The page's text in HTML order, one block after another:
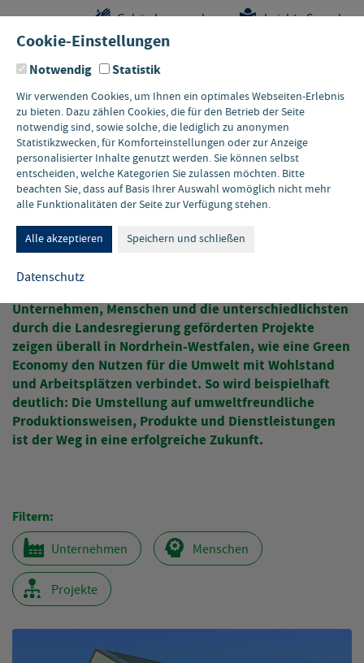
Kontakt
Gebärdensprache Leichte Sprache
GREEN PRACTICE AUS NRW
Unternehmen, Menschen,
Projekte
Unternehmen, Menschen und die unterschiedlichsten
durch die Landesregierung geförderten Projekte
zeigen überall in Nordrhein-Westfalen, wie eine Green
Economy den Nutzen für die Umwelt mit Wohlstand
und Arbeitsplätzen verbindet. So wird beispielhaft
deutlich: Die Umstellung auf umweltfreundliche
Produktionsweisen, Produkte und Dienstleistungen
ist der Weg in eine erfolgreiche Zukunft.
Filtern:
Ergebnisse
filtern
nach:
Unternehmen Menschen
Projekte
Cookie-Einstellungen
Notwendig Statistik
Wir verwenden Cookies, um Ihnen ein optimales Webseiten-Erlebnis
zu bieten. Dazu zählen Cookies, die für den Betrieb der Seite
notwendig sind, sowie solche, die lediglich zu anonymen
Statistikzwecken, für Komforteinstellungen oder zur Anzeige
personalisierter Inhalte genutzt werden. Sie können selbst
entscheiden, welche Kategorien Sie zulassen möchten. Bitte
beachten Sie, dass auf Basis Ihrer Auswahl womöglich nicht mehr
alle Funktionalitäten der Seite zur Verfügung stehen.
Alle akzeptieren Speichern und schließen
Datenschutz